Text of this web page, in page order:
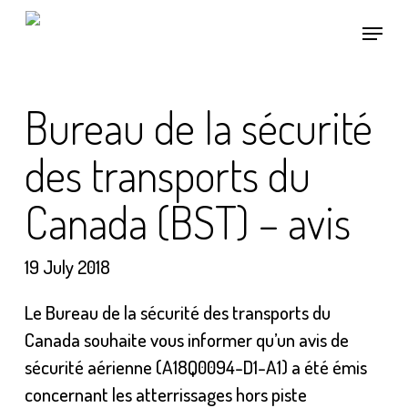
Skip
Menu
Bureau de la sécurité
des transports du
Canada (BST) – avis
19 July 2018
Le Bureau de la sécurité des transports du
Canada souhaite vous informer qu’un avis de
sécurité aérienne (A18Q0094-D1-A1) a été émis
concernant les atterrissages hors piste